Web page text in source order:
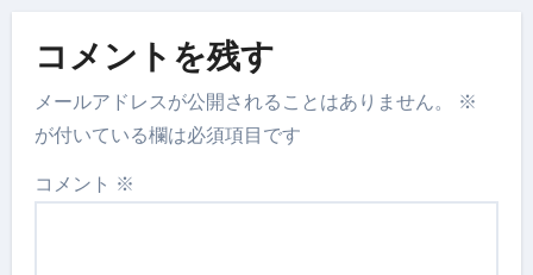
コメントを残す
メールアドレスが公開されることはありません。
※
が付いている欄は必須項目です
コメント ※